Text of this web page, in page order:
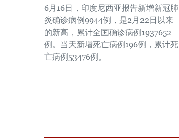
6月16日，印度尼西亚报告新增新冠肺
炎确诊病例9944例，是2月22日以来
的新高，累计全国确诊病例1937652
例。当天新增死亡病例196例，累计死
亡病例53476例。